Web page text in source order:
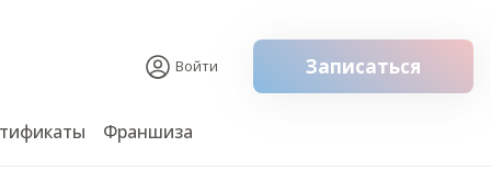
Войти Записаться
Франшиза